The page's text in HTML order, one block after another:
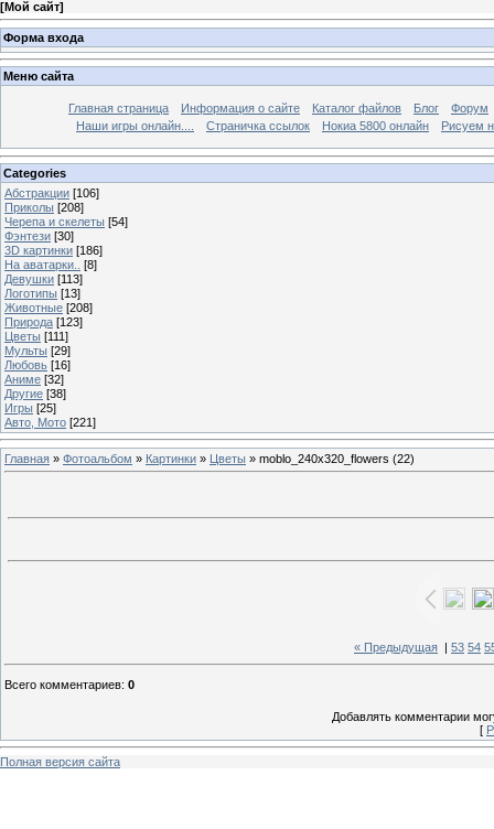
[Мой сайт]
Форма входа
Меню сайта
Главная страница Информация о сайте Каталог файлов Блог
Форум
Наши игры онлайн....
Страничка ссылок Нокиа 5800 онлайн Рисуем
Categories
Абстракции [106]
Приколы [208]
Черепа и скелеты [54]
Фэнтези [30]
3D картинки [186]
На аватарки..
[8]
Девушки [113]
Логотипы [13]
Животные [208]
Природа [123]
Цветы [111]
Мульты [29]
Любовь [16]
Аниме [32]
Другие [38]
Игры [25]
Авто, Мото [221]
Главная » Фотоальбом » Картинки » Цветы » moblo_240x320_flowers (22)
« Предыдущая 53 54
Всего комментариев: 0
Добавлять комментарии
[
Полная версия сайта